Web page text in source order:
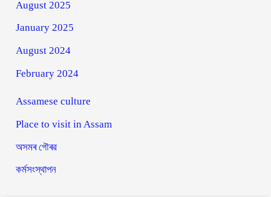
August 2025
January 2025
August 2024
February 2024
Assamese culture
Place to visit in Assam
অসমৰ গৌৰৱ
কৰ্মসংস্থাপন